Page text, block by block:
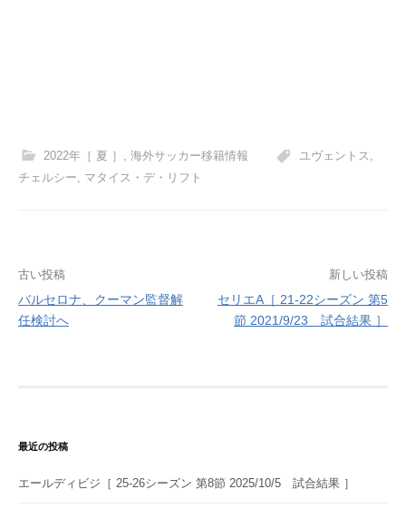
2022年［ 夏 ］ , 海外サッカー移籍情報 ユヴェントス ,
チェルシー
マタイス・デ・リフト
投
稿
ョ
古い投稿
バルセロナ、クーマン監督解
任検討へ
新しい投稿
セリエA［ 21-22シーズン 第5
節 2021/9/23 試合結果 ］
最近の投稿
エールディビジ［ 25-26シーズン 第8節 2025/10/5 試合結果 ］